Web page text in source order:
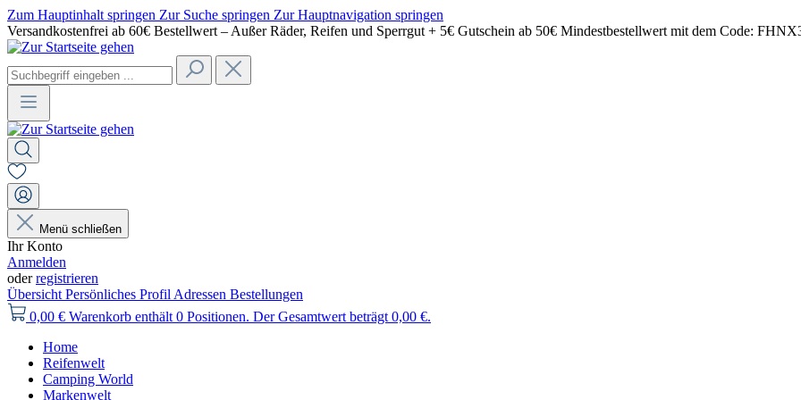
Zum Hauptinhalt springen Zur Suche springen Zur Hauptnavigation springen
Versandkostenfrei ab 60€ Bestellwert – Außer Räder, Reifen und Sperrgut + 5€ Gutschein ab 50€ Mindestbestellwert mit dem Code:
Menü schließen
Ihr Konto
Anmelden
oderregistrieren
Übersicht Persönliches Profil Adressen Bestellungen
0,00 € Warenkorb enthält 0 Positionen. Der Gesamtwert beträgt 0,00 €.
Home
Reifenwelt
Camping World
Markenwelt